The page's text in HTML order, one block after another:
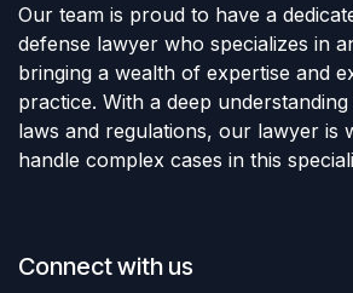
Our team is proud to have a
defense lawyer who specializes in
bringing a wealth of expertise and
practice. With a deep
laws and regulations, our lawyer is
handle complex cases in this
Connect with us